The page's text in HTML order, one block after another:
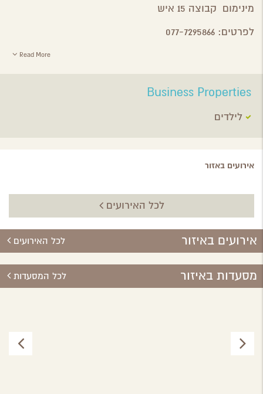
מינימום קבוצה 15 איש
לפרטים: 077-7295866
Read More
Business Properties
לילדים
אירועים באזור
לכל האירועים
אירועים באיזור לכל האירועים
מסעדות באיזור לכל המסעדות